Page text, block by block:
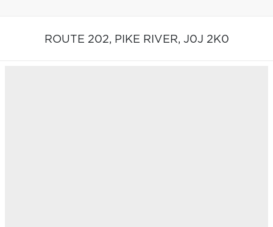
ROUTE 202, PIKE RIVER, J0J 2K0